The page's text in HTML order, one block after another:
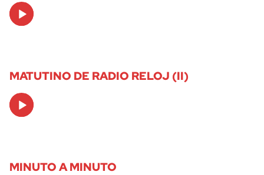
Audio
Player
MATUTINO DE RADIO RELOJ (II)
Audio
Player
MINUTO A MINUTO